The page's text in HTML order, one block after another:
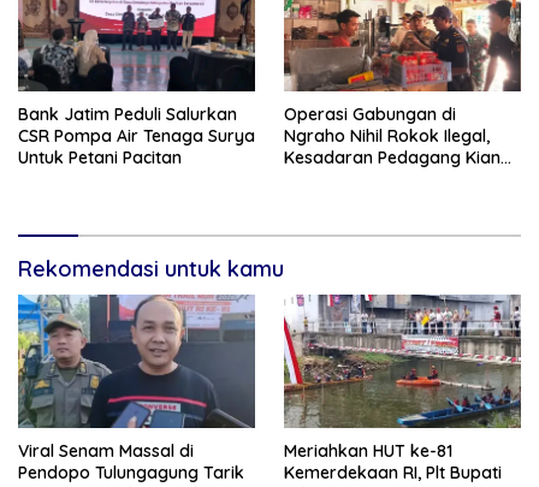
Bank Jatim Peduli Salurkan
CSR Pompa Air Tenaga Surya
Untuk Petani Pacitan
Operasi Gabungan di
Ngraho Nihil Rokok Ilegal,
Kesadaran Pedagang Kian
Rekomendasi untuk kamu
Viral Senam Massal di
Pendopo Tulungagung Tarik
Meriahkan HUT ke-81
Kemerdekaan RI, Plt Bupati